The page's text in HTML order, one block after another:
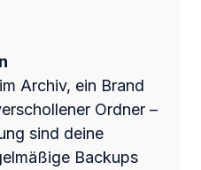
Archiv, ein Brand
Ordner –
sind deine
Backups